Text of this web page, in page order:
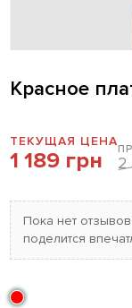
Красное
ТЕКУЩАЯ ЦЕНА
1 189 грн 2
Пока нет
поделится